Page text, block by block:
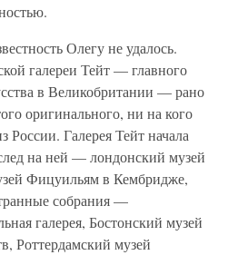
Олегу не удалось.
галереи Тейт — главного
в Великобритании — рано
оригинального, ни на кого
России. Галерея Тейт начала
на ней — лондонский музей
Фицуильям в Кембридже,
собрания —
галерея, Бостонский музей
Роттердамский музей